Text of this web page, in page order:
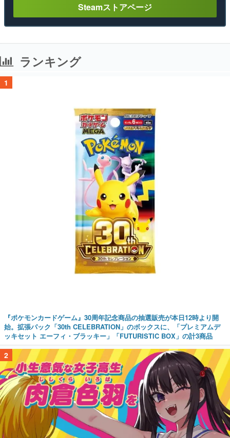
Steamストアページ
ランキング
1
『ポケモンカードゲーム』30周年記念商品の抽選販売が本日12時より開
始。拡張パック「30th CELEBRATION」のボックスに、「プレミアムデ
ッキセット エーフィ・ブラッキー」「FUTURISTIC BOX」の計3商品
2